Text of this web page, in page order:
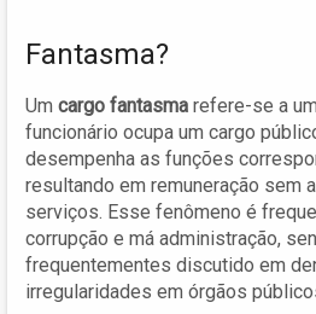
Fantasma?
Um cargo fantasma refere-se a
funcionário ocupa um cargo
desempenha as funções
resultando em remuneração sem
serviços. Esse fenômeno é
corrupção e má administração,
frequentementes discutido em
irregularidades em órgãos